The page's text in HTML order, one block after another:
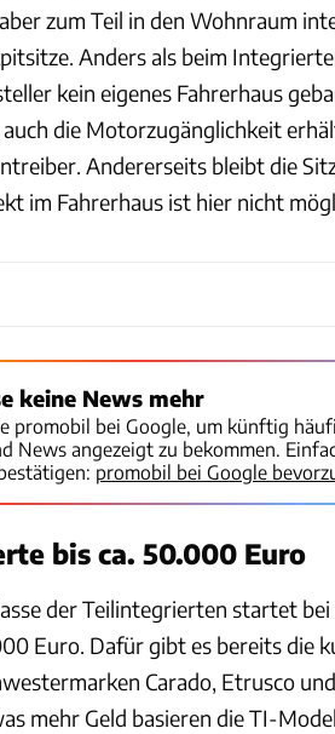
zum Teil in den Wohnraum
Anders als beim
kein eigenes Fahrerhaus
die Motorzugänglichkeit
Andererseits bleibt die
im Fahrerhaus ist hier nicht
keine News mehr
promobil bei Google, um künftig
News angezeigt zu bekommen.
promobil bei Google
bis ca. 50.000 Euro
der Teilintegrierten startet
Euro. Dafür gibt es bereits die
Carado, Etrusco
mehr Geld basieren die TI-